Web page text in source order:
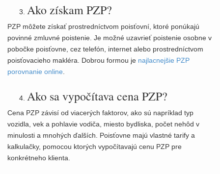
Ako získam PZP?
PZP môžete získať prostredníctvom poisťovní, ktoré ponúkajú
povinné zmluvné poistenie. Je možné uzavrieť poistenie osobne v
pobočke poisťovne, cez telefón, internet alebo prostredníctvom
poisťovacieho makléra. Dobrou formou je najlacnejšie PZP
porovnanie online
Ako sa vypočítava cena PZP?
Cena PZP závisí od viacerých faktorov, ako sú napríklad typ
vozidla, vek a pohlavie vodiča, miesto bydliska, počet nehôd v
minulosti a mnohých ďalších. Poisťovne majú vlastné tarify a
kalkulačky, pomocou ktorých vypočítavajú cenu PZP pre
konkrétneho klienta.